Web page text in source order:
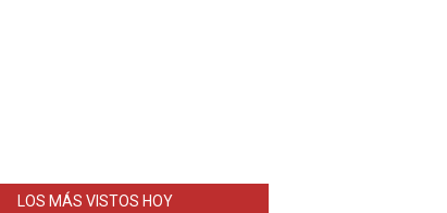
LOS MÁS VISTOS HOY